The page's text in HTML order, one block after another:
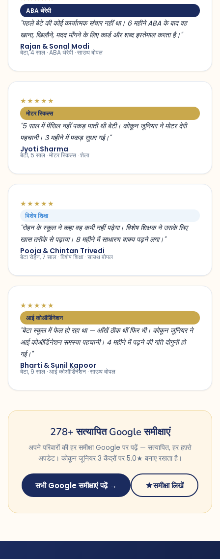
ABA थेरेपी
"पहले बेटे की कोई कार्यात्मक संचार नहीं था। 6 महीने ABA के बाद वह
खाना, खिलौने, मदद माँगने के लिए कार्ड और शब्द इस्तेमाल करता है।"
Rajan & Sonal Modi
बेटा, 4 साल · ABA थेरेपी · साउथ बोपल
★★★★★
मोटर स्किल्स
"5 साल में पेंसिल नहीं पकड़ पाती थी बेटी। कोकून जूनियर ने मोटर देरी
पहचानी। 3 महीने में पकड़ सुधर गई।"
Jyoti Sharma
बेटी, 5 साल · मोटर स्किल्स · शेला
★★★★★
विशेष शिक्षा
"रोहन के स्कूल ने कहा वह कभी नहीं पढ़ेगा। विशेष शिक्षक ने उसके लिए
खास तरीके से पढ़ाया। 8 महीने में साधारण वाक्य पढ़ने लगा।"
Pooja & Chintan Trivedi
बेटा रोहन, 7 साल · विशेष शिक्षा · साउथ बोपल
★★★★★
आई कोऑर्डिनेशन
"बेटा स्कूल में फेल हो रहा था — आँखें ठीक थीं फिर भी। कोकून जूनियर ने
आई कोऑर्डिनेशन समस्या पहचानी। 4 महीने में पढ़ने की गति दोगुनी हो
गई।"
Bharti & Sunil Kapoor
बेटा, 9 साल · आई कोऑर्डिनेशन · साउथ बोपल
278+ सत्यापित Google समीक्षाएं
अपने परिवारों की हर समीक्षा Google पर पढ़ें — सत्यापित, हर हफ़्ते
अपडेट। कोकून जूनियर 3 केंद्रों पर 5.0★ बनाए रखता है।
सभी Google समीक्षाएं पढ़ें → समीक्षा लिखें